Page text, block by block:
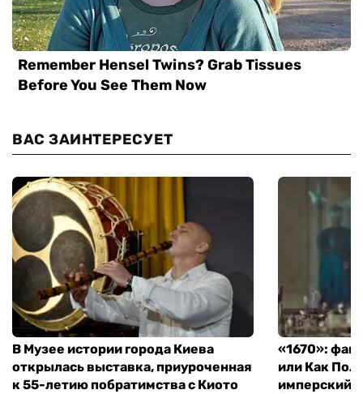
ВАС ЗАИНТЕРЕСУЕТ
В Музее истории города Киева
открылась выставка, приуроченная
к 55-летию побратимства с Киото
«1670»:
или Как
имперский